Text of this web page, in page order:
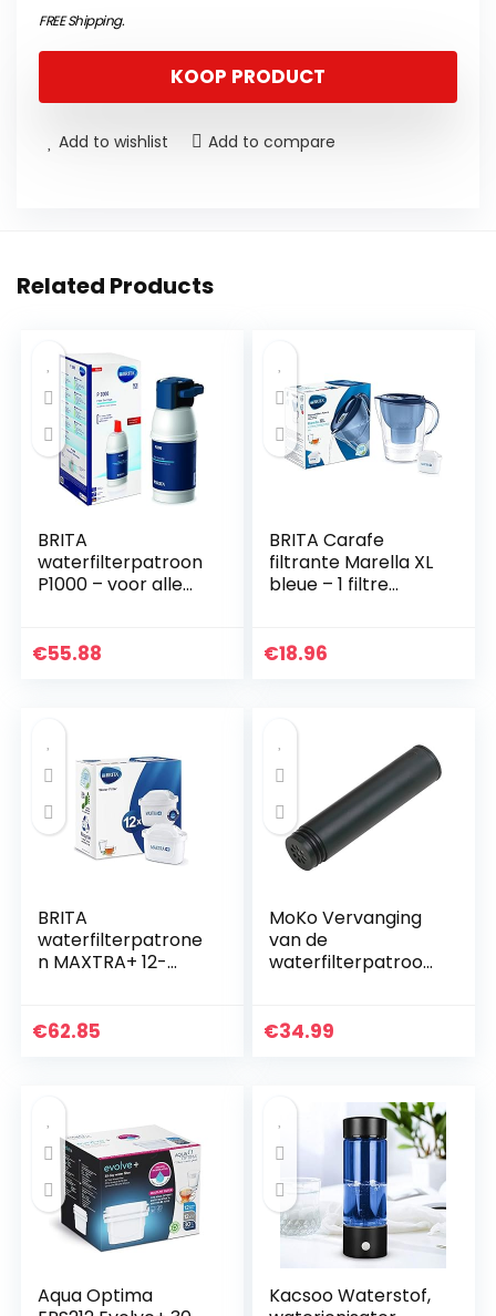
FREE Shipping.
KOOP PRODUCT
Add to wishlist Add to compare
Related Products
BRITA
waterfilterpatroon
P1000 – voor alle
voor onder de
€55.88
BRITA Carafe
filtrante Marella XL
bleue – 1 filtre
€18.96
BRITA
waterfilterpatrone
n MAXTRA+ 12-
waterfilterkannen,
€62.85
MoKo Vervanging
van de
waterfilterpatroon,
Geavanceerde
€34.99
Aqua Optima
Kacsoo Waterstof,